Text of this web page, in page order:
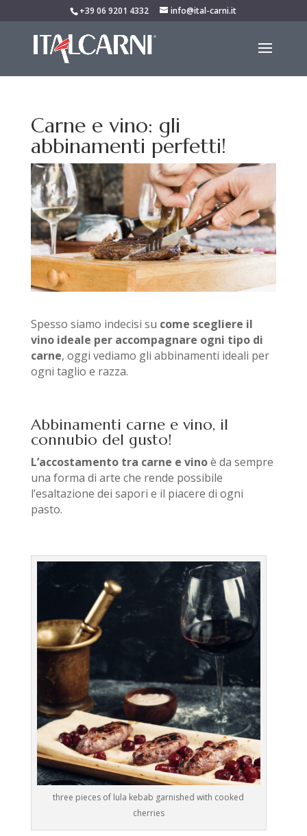
+39 06 9201 4332 info@ital-carni.it
Carne e vino: gli
abbinamenti perfetti!
Spesso siamo indecisi su come scegliere il
vino ideale per accompagnare ogni tipo di
carne, oggi vediamo gli abbinamenti ideali per
ogni taglio e razza.
Abbinamenti carne e vino, il
connubio del gusto!
L’accostamento tra carne e vinoè da sempre
una forma di arte che rende possibile
l’esaltazione dei sapori e il piacere di ogni
pasto.
three pieces of lula kebab garnished with cooked
cherries